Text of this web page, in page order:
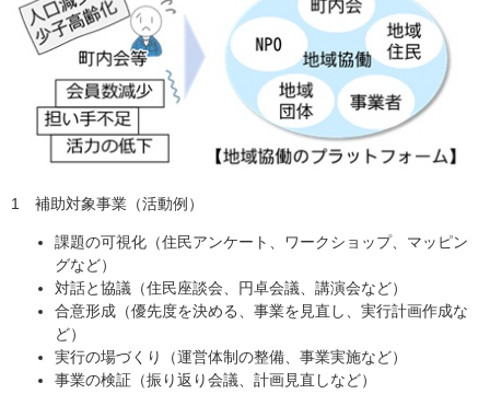
1 補助対象事業（活動例）
課題の可視化（住民アンケート、ワークショップ、マッピン
グなど）
対話と協議（住民座談会、円卓会議、講演会など）
合意形成（優先度を決める、事業を見直し、実行計画作成な
ど）
実行の場づくり（運営体制の整備、事業実施など）
事業の検証（振り返り会議、計画見直しなど）